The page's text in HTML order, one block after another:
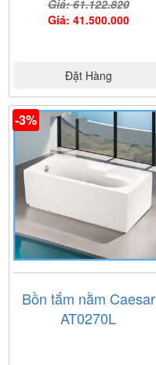
Giá: 61.122.820
Giá: 41.500.000
Đặt Hàng
-3%
Bồn tắm nằm Caesar
AT0270L